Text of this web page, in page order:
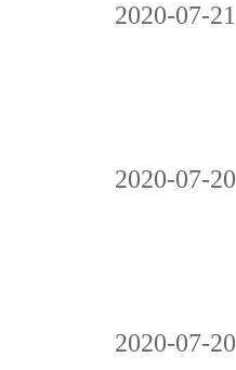
2020-07-21
2020-07-20
2020-07-20